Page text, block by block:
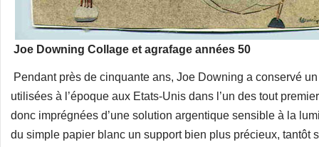
Joe Downing Collage et agrafage années 50
Pendant près de cinquante ans, Joe Downing a conservé
utilisées à l’époque aux Etats-Unis dans l’un des tout
donc imprégnées d’une solution argentique sensible à la
du simple papier blanc un support bien plus précieux, tantôt